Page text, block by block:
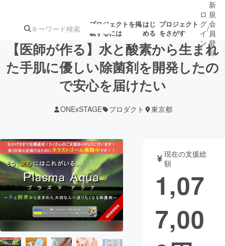
プロジェクトを掲
載するには
はじ
める
プロジェクト
をさがす
注目のリ 注目の新着プロ募集終了が近いプ
ロジェクト
テクノロジー・ガジェット
映像・映画 書籍・雑誌
ビジネス・起業 チャレンジ
まちづくり・地域活性化
ロ
グ
イ
ン
/
新
規
会
員
登
録
【医師が作る】水と酸素から生まれ
た手肌に優しい除菌剤を開発したの
で安心を届けたい
ONExSTAGE プロダクト 東京都
現在の支援総
額
1,07
7,00